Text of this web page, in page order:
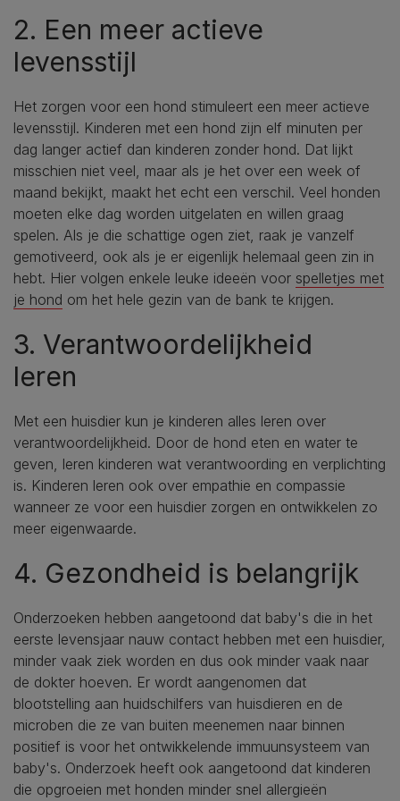
2. Een meer actieve
levensstijl
Het zorgen voor een hond stimuleert een meer actieve
levensstijl. Kinderen met een hond zijn elf minuten per
dag langer actief dan kinderen zonder hond. Dat lijkt
misschien niet veel, maar als je het over een week of
maand bekijkt, maakt het echt een verschil. Veel honden
moeten elke dag worden uitgelaten en willen graag
spelen. Als je die schattige ogen ziet, raak je vanzelf
gemotiveerd, ook als je er eigenlijk helemaal geen zin in
hebt. Hier volgen enkele leuke ideeën voor spelletjes met
je hond om het hele gezin van de bank te krijgen.
3. Verantwoordelijkheid
leren
Met een huisdier kun je kinderen alles leren over
verantwoordelijkheid. Door de hond eten en water te
geven, leren kinderen wat verantwoording en verplichting
is. Kinderen leren ook over empathie en compassie
wanneer ze voor een huisdier zorgen en ontwikkelen zo
meer eigenwaarde.
4. Gezondheid is belangrijk
Onderzoeken hebben aangetoond dat baby's die in het
eerste levensjaar nauw contact hebben met een huisdier,
minder vaak ziek worden en dus ook minder vaak naar
de dokter hoeven. Er wordt aangenomen dat
blootstelling aan huidschilfers van huisdieren en de
microben die ze van buiten meenemen naar binnen
positief is voor het ontwikkelende immuunsysteem van
baby's. Onderzoek heeft ook aangetoond dat kinderen
die opgroeien met honden minder snel allergieën